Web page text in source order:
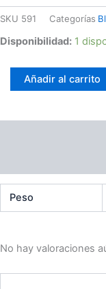
SKU 591 Categorías
Disponibilidad: 1
Añadir al carrito
Peso
No hay valoraciones